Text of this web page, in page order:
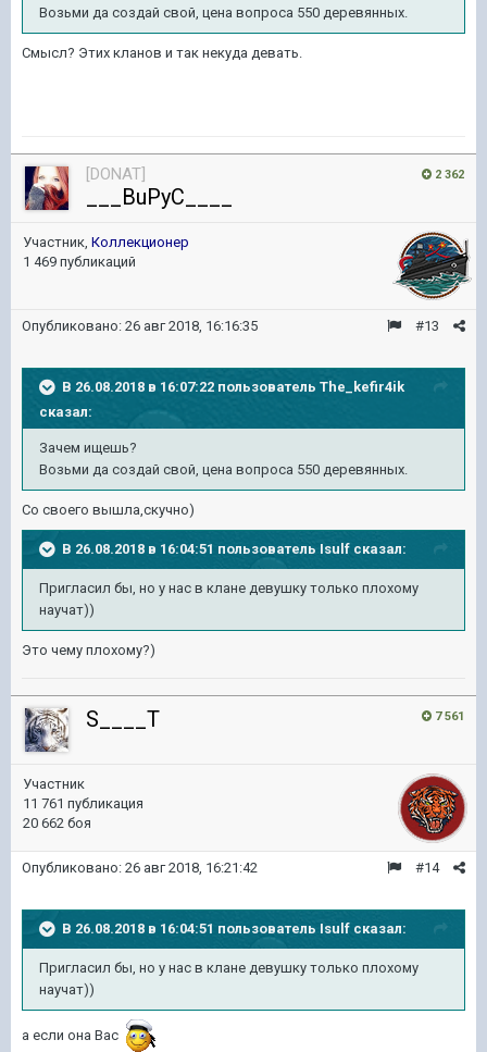
Возьми да создай свой, цена вопроса 550 деревянных.
Смысл? Этих кланов и так некуда девать.
2 362
[DONAT]
___BuPyC____
Участник, Коллекционер
1 469 публикаций
#13
Опубликовано: 26 авг 2018, 16:16:35
В 26.08.2018 в 16:07:22 пользователь The_kefir4ik
сказал:
Зачем ищешь?
Возьми да создай свой, цена вопроса 550 деревянных.
Со своего вышла,скучно)
В 26.08.2018 в 16:04:51 пользователь Isulf сказал:
Пригласил бы, но у нас в клане девушку только плохому
научат))
Это чему плохому?)
7 561
S____T
Участник
11 761 публикация
20 662 боя
#14
Опубликовано: 26 авг 2018, 16:21:42
В 26.08.2018 в 16:04:51 пользователь Isulf сказал:
Пригласил бы, но у нас в клане девушку только плохому
научат))
а если она Вас